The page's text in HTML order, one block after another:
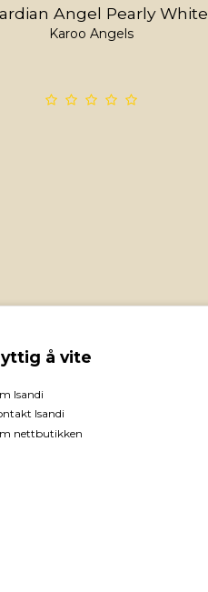
Angel Pearly White
Karoo Angels
å vite
Isandi
Isandi
nettbutikken